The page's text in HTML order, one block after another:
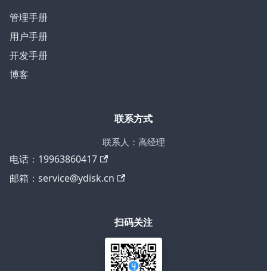
管理手册
用户手册
开发手册
博客
联系方式
联系人：高经理
电话：19963860417
邮箱：service@ydisk.cn
扫码关注